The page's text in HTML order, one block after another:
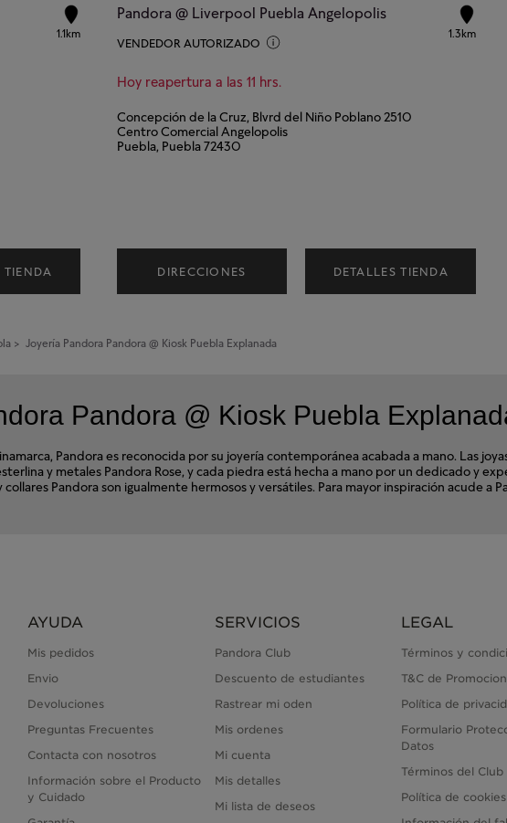
1.1km
TIENDA
Pandora @ Liverpool Puebla Angelopolis
VENDEDOR AUTORIZADO
Hoy reapertura a las 11 hrs.
1.3km
Concepción de la Cruz, Blvrd del Niño Poblano 2510
Centro Comercial Angelopolis
Puebla, Puebla 72430
DIRECCIONES DETALLES TIENDA
> Joyería Pandora Pandora @ Kiosk Puebla Explanada
Pandora @ Kiosk Puebla
Pandora es reconocida por su joyería contemporánea acabada a mano. Las
y metales Pandora Rose, y cada piedra está hecha a mano por un dedicado y
Pandora son igualmente hermosos y versátiles. Para mayor inspiración acude a
AYUDA
Mis pedidos
Envio
Devoluciones
Preguntas Frecuentes
Contacta con nosotros
Información sobre el Producto
y Cuidado
SERVICIOS
Pandora Club
Descuento de estudiantes
Rastrear mi oden
Mis ordenes
Mi cuenta
Mis detalles
Mi lista de deseos
LEGAL
Términos y
T&C de
Política de
Formulario
Datos
Términos del Club
Política de cookies